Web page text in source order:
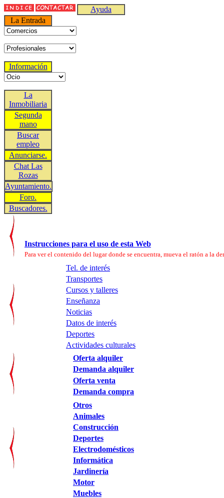
Ayuda
La Entrada
Información
La
Inmobiliaria
Segunda
mano
Buscar
empleo
Anunciarse.
Chat Las
Rozas
Ayuntamiento.
Foro.
Buscadores.
Instrucciones para el uso de esta Web
Para ver el contenido del lugar donde se encuentra, mueva el ratón a la
Tel. de interés
Transportes
Cursos y talleres
Enseñanza
Noticias
Datos de interés
Deportes
Actividades culturales
Oferta alquiler
Demanda alquiler
Oferta venta
Demanda compra
Otros
Animales
Construcción
Deportes
Electrodomésticos
Informática
Jardinería
Motor
Muebles